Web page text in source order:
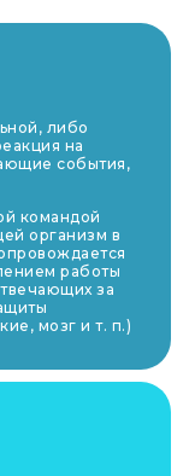
либо
на
события,
командой
организм в
работы
за
мозг и т. п.)